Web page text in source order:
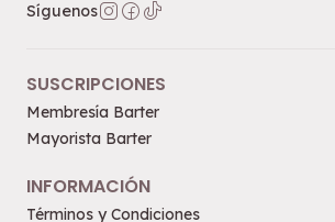
Síguenos
SUSCRIPCIONES
Membresía Barter
Mayorista Barter
INFORMACIÓN
Términos y Condiciones